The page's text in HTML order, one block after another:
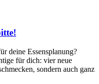
deine Essensplanung?
für dich: vier neue
sondern auch ganz